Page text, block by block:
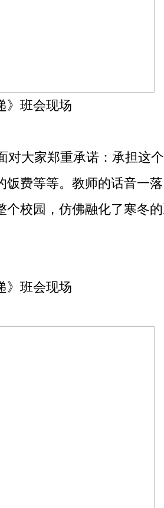
》班会现场
大家郑重承诺：承担这
费等等。教师的话音一
校园，仿佛融化了寒冬
》班会现场